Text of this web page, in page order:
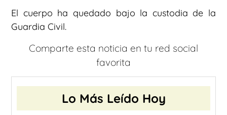
El cuerpo ha quedado bajo la custodia de la
Guardia Civil.
Comparte esta noticia en tu red social
favorita
Lo Más Leído Hoy